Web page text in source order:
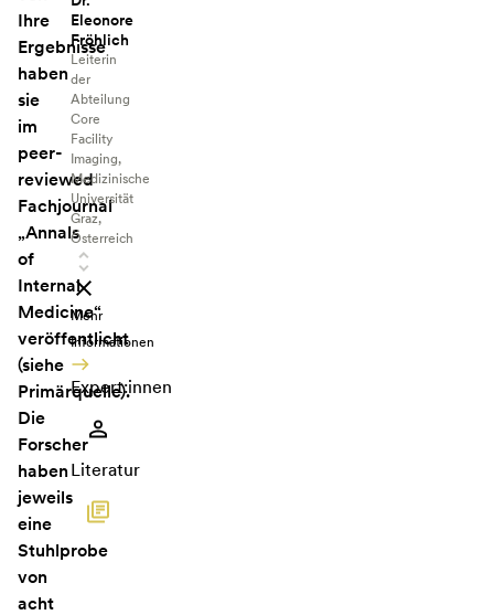
Ihre
Ergebnisse
haben
sie
im
peer-
reviewed
Fachjournal
„Annals
of
Internal
Medicine“
veröffentlicht
(siehe
Primärquelle).
Die
Forscher
haben
jeweils
eine
Stuhlprobe
von
acht
Eleonore
Fröhlich
Leiterin
der
Abteilung
Core
Facility
Imaging,
Medizinische
Universität
Graz,
Österreich
Mehr
Informationen
Expert:innen
Literatur